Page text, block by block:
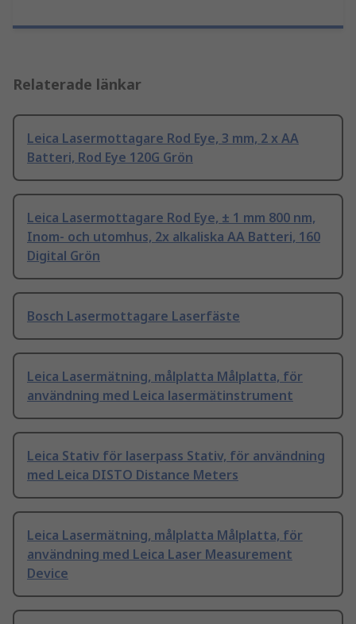
Relaterade länkar
Leica Lasermottagare Rod Eye, 3 mm, 2 x AA
Batteri, Rod Eye 120G Grön
Leica Lasermottagare Rod Eye, ± 1 mm 800 nm,
Inom- och utomhus, 2x alkaliska AA Batteri, 160
Digital Grön
Bosch Lasermottagare Laserfäste
Leica Lasermätning, målplatta Målplatta, för
användning med Leica lasermätinstrument
Leica Stativ för laserpass Stativ, för användning
med Leica DISTO Distance Meters
Leica Lasermätning, målplatta Målplatta, för
användning med Leica Laser Measurement
Device